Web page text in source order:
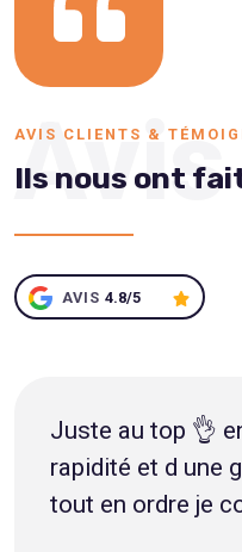
Avis
AVIS CLIENTS &
Ils nous ont
AVIS 4.8/5
Juste au top 👌
rapidité et d une
tout en ordre je